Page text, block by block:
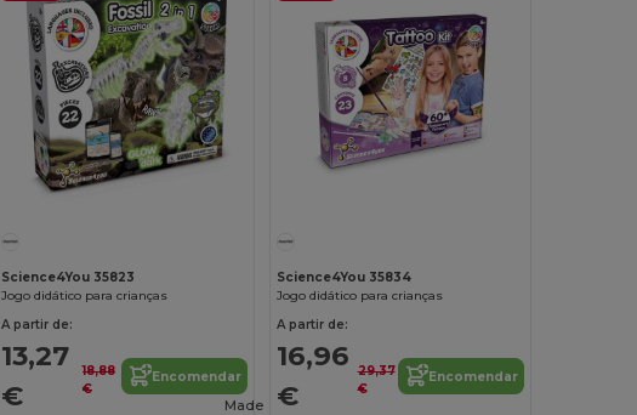
Science4You 35823
Jogo didático para crianças
A partir de:
13,27
€
18,88
€
Encomendar
Science4You 35834
Jogo didático para crianças
A partir de:
16,96
€
29,37
€
Encomendar
Made